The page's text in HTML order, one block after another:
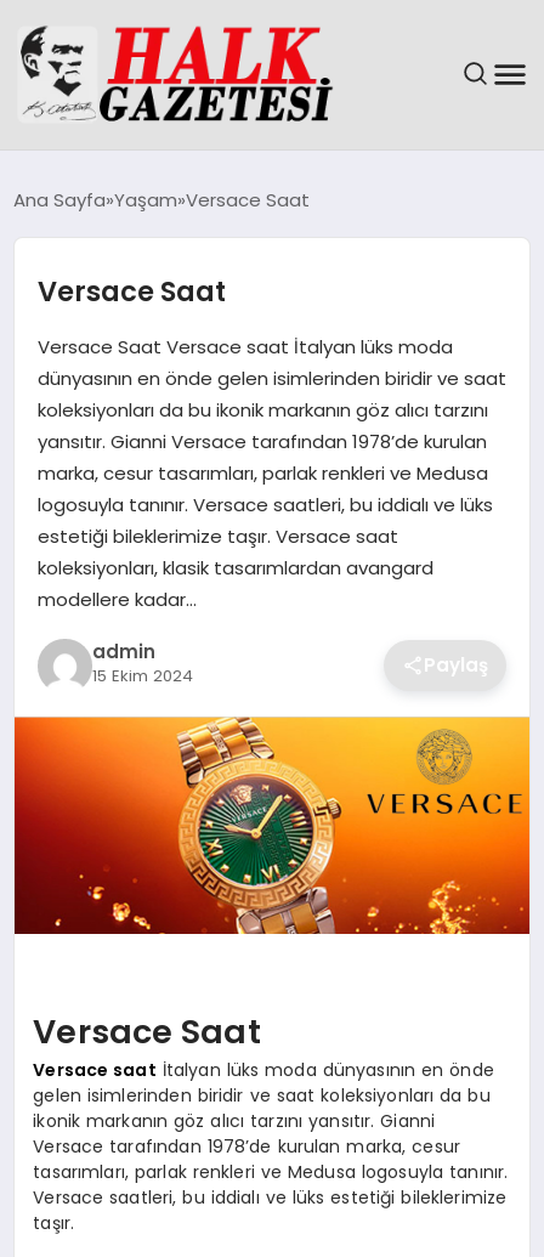
DÜNYA
EĞITIM
EKONOMI
MAGAZIN
SAĞLIK
SIYASET
TEKNOLOJI
Ana Sayfa Yaşam Versace Saat
Versace Saat
Versace Saat Versace saat İtalyan lüks moda
dünyasının en önde gelen isimlerinden biridir ve saat
koleksiyonları da bu ikonik markanın göz alıcı tarzını
yansıtır. Gianni Versace tarafından 1978’de kurulan
marka, cesur tasarımları, parlak renkleri ve Medusa
logosuyla tanınır. Versace saatleri, bu iddialı ve lüks
estetiği bileklerimize taşır. Versace saat
koleksiyonları, klasik tasarımlardan avangard
modellere kadar…
admin
15 Ekim 2024 Paylaş
Versace Saat
Versace saat İtalyan lüks moda dünyasının en önde
gelen isimlerinden biridir ve saat koleksiyonları da bu
ikonik markanın göz alıcı tarzını yansıtır. Gianni
Versace tarafından 1978’de kurulan marka, cesur
tasarımları, parlak renkleri ve Medusa logosuyla tanınır.
Versace saatleri, bu iddialı ve lüks estetiği bileklerimize
taşır.